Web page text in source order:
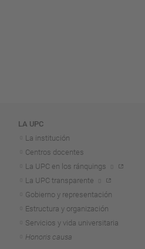
LA UPC
La institución
Centros docentes
La UPC en los ránquings
La UPC transparente
Gobierno y representación
Estructura y organización
Servicios y vida universitaria
Honoris causa